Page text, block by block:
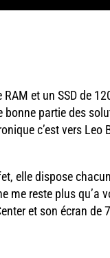
et un SSD de
partie des
c’est vers Leo
elle dispose
me reste plus qu’a
et son écran de